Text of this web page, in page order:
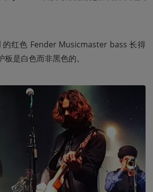
的红色 Fender Musicmaster bass 长得
是白色而非黑色的。